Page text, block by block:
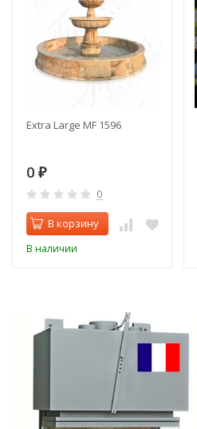
Extra Large MF 1596
0 ₽
0
В корзину
В наличии